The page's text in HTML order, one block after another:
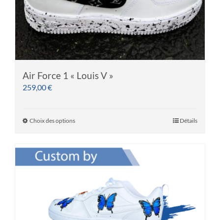
du
produit
Air Force 1 « Louis V »
259,00€
Choix des optionsCe
a
plusieurs
options
peuvent
Détails